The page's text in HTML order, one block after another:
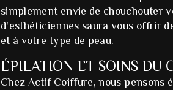
simplement envie de chouchouter
d'esthéticiennes saura vous offrir
et à votre type de peau.
ÉPILATION ET SOINS DU
Chez Actif Coiffure, nous pensons